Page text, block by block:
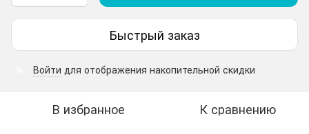
Быстрый заказ
Войти для отображения накопительной скидки
В избранное К сравнению